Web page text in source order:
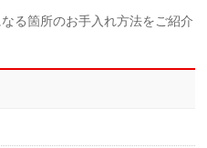
る箇所のお手入れ方法をご紹介